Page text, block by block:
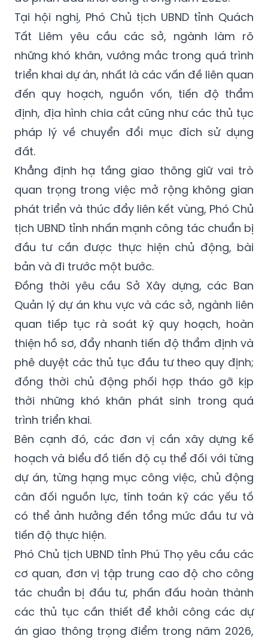
Tại hội nghị, Phó Chủ tịch UBND tỉnh Quách
Tất Liêm yêu cầu các sở, ngành làm rõ
những khó khăn, vướng mắc trong quá trình
triển khai dự án, nhất là các vấn đề liên quan
đến quy hoạch, nguồn vốn, tiến độ thẩm
định, địa hình chia cắt cũng như các thủ tục
pháp lý về chuyển đổi mục đích sử dụng
đất.
Khẳng định hạ tầng giao thông giữ vai trò
quan trọng trong việc mở rộng không gian
phát triển và thúc đẩy liên kết vùng, Phó Chủ
tịch UBND tỉnh nhấn mạnh công tác chuẩn bị
đầu tư cần được thực hiện chủ động, bài
bản và đi trước một bước.
Đồng thời yêu cầu Sở Xây dựng, các Ban
Quản lý dự án khu vực và các sở, ngành liên
quan tiếp tục rà soát kỹ quy hoạch, hoàn
thiện hồ sơ, đẩy nhanh tiến độ thẩm định và
phê duyệt các thủ tục đầu tư theo quy định;
đồng thời chủ động phối hợp tháo gỡ kịp
thời những khó khăn phát sinh trong quá
trình triển khai.
Bên cạnh đó, các đơn vị cần xây dựng kế
hoạch và biểu đồ tiến độ cụ thể đối với từng
dự án, từng hạng mục công việc, chủ động
cân đối nguồn lực, tính toán kỹ các yếu tố
có thể ảnh hưởng đến tổng mức đầu tư và
tiến độ thực hiện.
Phó Chủ tịch UBND tỉnh Phú Thọ yêu cầu các
cơ quan, đơn vị tập trung cao độ cho công
tác chuẩn bị đầu tư, phấn đấu hoàn thành
các thủ tục cần thiết để khởi công các dự
án giao thông trọng điểm trong năm 2026,